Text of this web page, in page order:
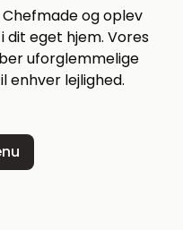
og oplev
dit eget hjem. Vores
uforglemmelige
enhver lejlighed.